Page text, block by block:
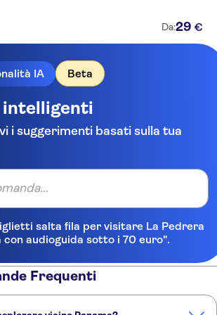
Da:29 €
IA Beta
intelligenti
i suggerimenti basati sulla tua
salta fila per visitare La Pedrera
con audioguida sotto i 70 euro".
Frequenti